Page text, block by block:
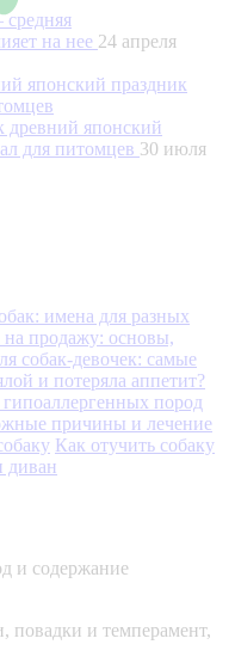
средняя
на нее 24 апреля
древний японский
для питомцев 30 июля
имена для разных
на продажу: основы,
собак-девочек: самые
и потеряла аппетит?
пород
причины и лечение
Как отучить собаку
диван
и содержание
и темперамент,